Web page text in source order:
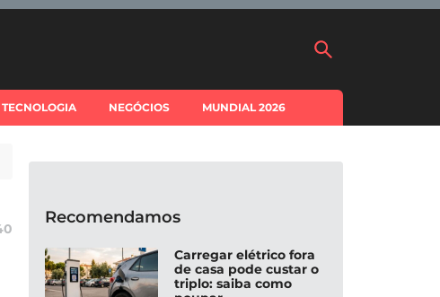
TECNOLOGIA NEGÓCIOS MUNDIAL 2026
Recomendamos
Carregar elétrico fora
de casa pode custar o
triplo: saiba como